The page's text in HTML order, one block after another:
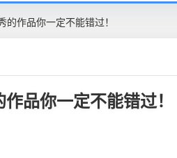
作品你一定不能错过！
品你一定不能错过！